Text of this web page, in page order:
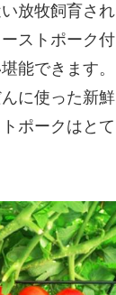
放牧飼育さ
ストポーク
能できます。
に使った新鮮
ポークはと